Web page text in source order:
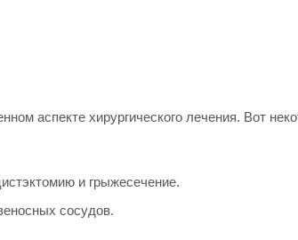
аспекте хирургического лечения. Вот
и грыжесечение.
сосудов.